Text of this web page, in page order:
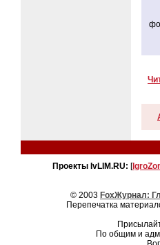
Проекты IvLIM.RU: [
© 2003 FoxЖурнал:
Перепечатка
По общим и